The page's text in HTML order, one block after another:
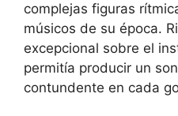
complejas figuras
músicos de su época.
excepcional sobre el
permitía producir un
contundente en cada